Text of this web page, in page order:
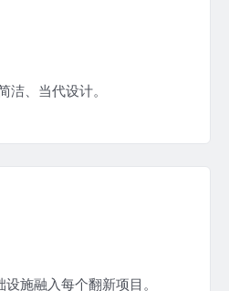
洁、当代设计。
施融入每个翻新项目。